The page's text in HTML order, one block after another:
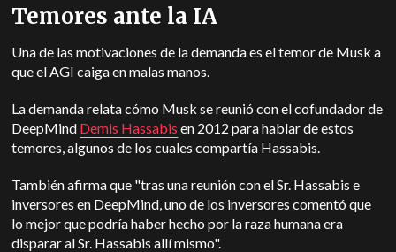
Temores ante la IA
Una de las motivaciones de la demanda es el temor de Musk a
que el AGI caiga en malas manos.
La demanda relata cómo Musk se reunió con el cofundador de
DeepMind Demis Hassabis en 2012 para hablar de estos
temores, algunos de los cuales compartía Hassabis.
También afirma que "tras una reunión con el Sr. Hassabis e
inversores en DeepMind, uno de los inversores comentó que
lo mejor que podría haber hecho por la raza humana era
disparar al Sr. Hassabis allí mismo".